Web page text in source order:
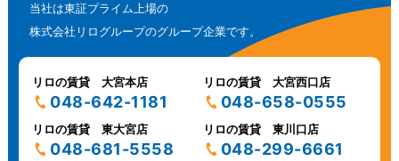
当社は東証プライム上場の
株式会社リログループのグループ企業です。
リロの賃貸 大宮本店
048-642-1181
リロの賃貸 大宮西口店
048-658-0555
リロの賃貸 東大宮店
048-681-5558
リロの賃貸 東川口店
048-299-6661